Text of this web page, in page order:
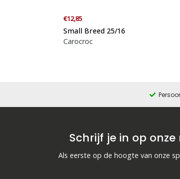
€12,85
Small Breed 25/16
Carocroc
Schrijf je in op
Als eerste op de hoogte van onze